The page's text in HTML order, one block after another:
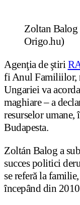
Zoltan Balog
Origo.hu)
Agenţia de ştiri
fi Anul Familiilor,
Ungariei va
maghiare – a
resurselor umane,
Budapesta.
Zoltán Balog a
succes politici
se referă la
începând din